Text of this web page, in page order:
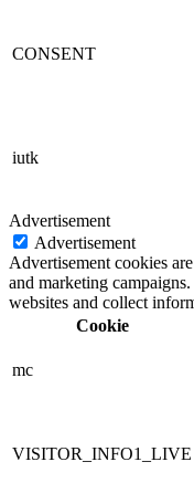
CONSENT
iutk
Advertisement
Advertisement
Advertisement cookies
and marketing
websites and collect
Cookie
mc
VISITOR_INFO1_LIVE